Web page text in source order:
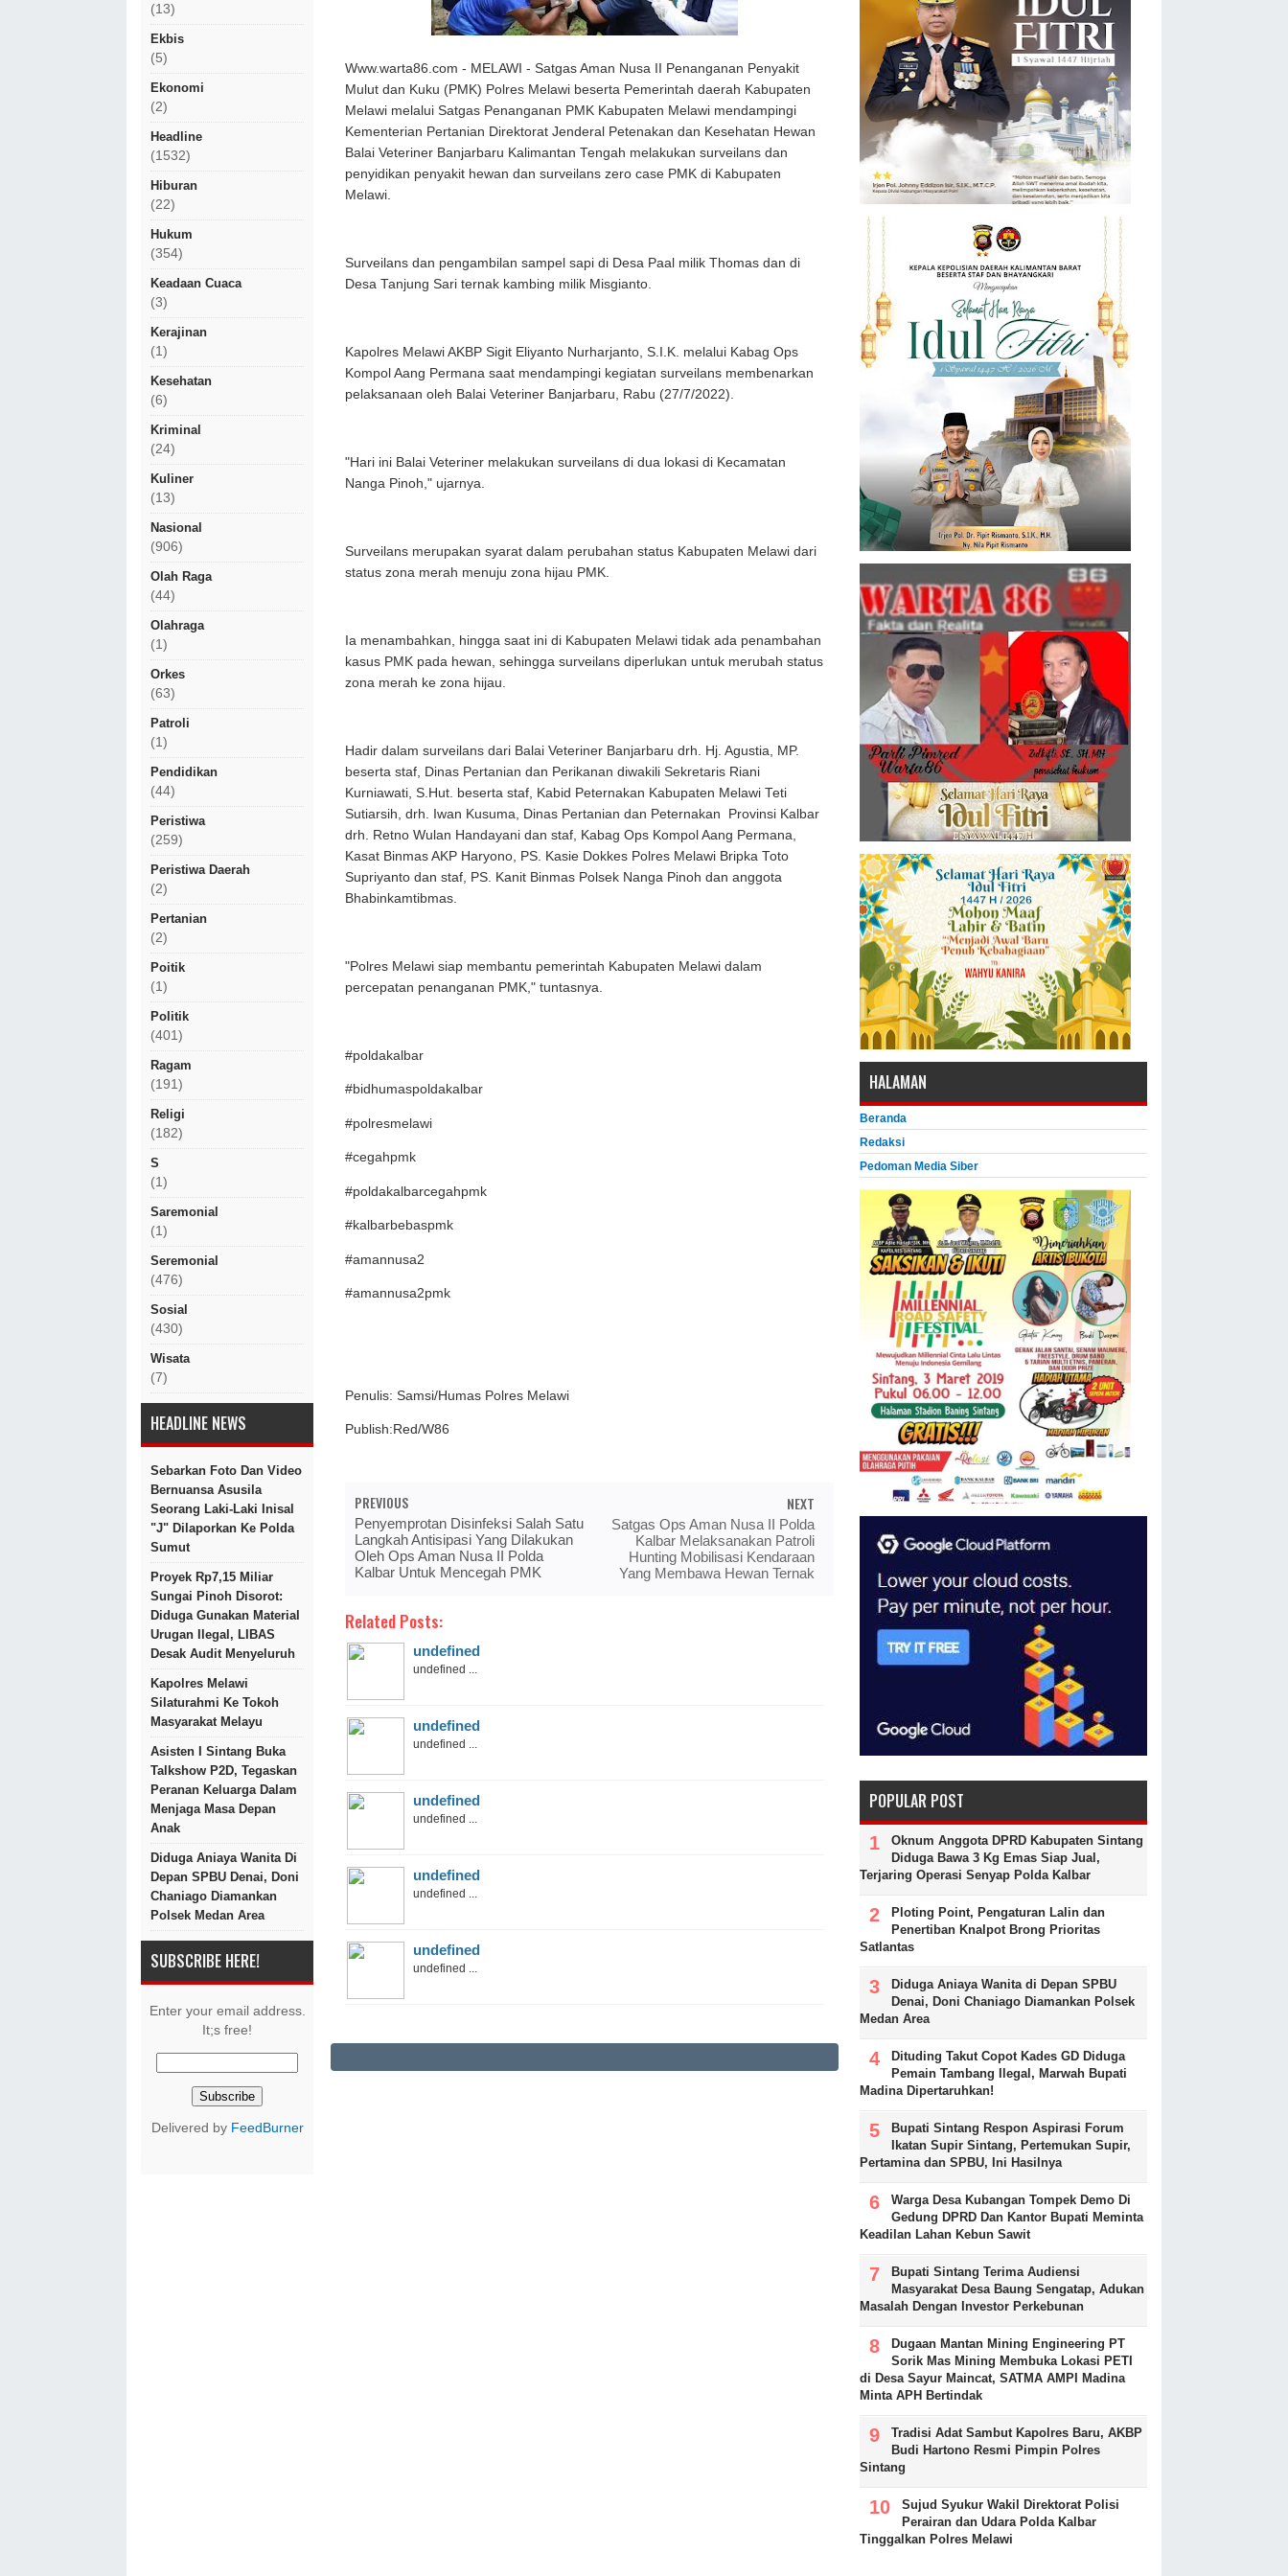
(13)
Ekbis
(5)
Ekonomi
(2)
Headline
(1532)
Hiburan
(22)
Hukum
(354)
Keadaan Cuaca
(3)
Kerajinan
(1)
Kesehatan
(6)
Kriminal
(24)
Kuliner
(13)
Nasional
(906)
Olah Raga
(44)
Olahraga
(1)
Orkes
(63)
Patroli
(1)
Pendidikan
(44)
Peristiwa
(259)
Peristiwa Daerah
(2)
Pertanian
(2)
Poitik
(1)
Politik
(401)
Ragam
(191)
Religi
(182)
S
(1)
Saremonial
(1)
Seremonial
(476)
Sosial
(430)
Wisata
(7)
HEADLINE NEWS
Sebarkan Foto Dan Video
Bernuansa Asusila
Seorang Laki-Laki Inisal
"J" Dilaporkan Ke Polda
Sumut
Proyek Rp7,15 Miliar
Sungai Pinoh Disorot:
Diduga Gunakan Material
Urugan Ilegal, LIBAS
Desak Audit Menyeluruh
Kapolres Melawi
Silaturahmi Ke Tokoh
Masyarakat Melayu
Asisten I Sintang Buka
Talkshow P2D, Tegaskan
Peranan Keluarga Dalam
Menjaga Masa Depan
Anak
Diduga Aniaya Wanita Di
Depan SPBU Denai, Doni
Chaniago Diamankan
Polsek Medan Area
SUBSCRIBE HERE!
Enter your email address.
It;s free!
Delivered by FeedBurner
Www.warta86.com - MELAWI - Satgas Aman Nusa II Penanganan Penyakit
Mulut dan Kuku (PMK) Polres Melawi beserta Pemerintah daerah Kabupaten
Melawi melalui Satgas Penanganan PMK Kabupaten Melawi mendampingi
Kementerian Pertanian Direktorat Jenderal Petenakan dan Kesehatan Hewan
Balai Veteriner Banjarbaru Kalimantan Tengah melakukan surveilans dan
penyidikan penyakit hewan dan surveilans zero case PMK di Kabupaten
Melawi.
Surveilans dan pengambilan sampel sapi di Desa Paal milik Thomas dan di
Desa Tanjung Sari ternak kambing milik Misgianto.
Kapolres Melawi AKBP Sigit Eliyanto Nurharjanto, S.I.K. melalui Kabag Ops
Kompol Aang Permana saat mendampingi kegiatan surveilans membenarkan
pelaksanaan oleh Balai Veteriner Banjarbaru, Rabu (27/7/2022).
"Hari ini Balai Veteriner melakukan surveilans di dua lokasi di Kecamatan
Nanga Pinoh," ujarnya.
Surveilans merupakan syarat dalam perubahan status Kabupaten Melawi dari
status zona merah menuju zona hijau PMK.
Ia menambahkan, hingga saat ini di Kabupaten Melawi tidak ada penambahan
kasus PMK pada hewan, sehingga surveilans diperlukan untuk merubah status
zona merah ke zona hijau.
Hadir dalam surveilans dari Balai Veteriner Banjarbaru drh. Hj. Agustia, MP.
beserta staf, Dinas Pertanian dan Perikanan diwakili Sekretaris Riani
Kurniawati, S.Hut. beserta staf, Kabid Peternakan Kabupaten Melawi Teti
Sutiarsih, drh. Iwan Kusuma, Dinas Pertanian dan Peternakan Provinsi Kalbar
drh. Retno Wulan Handayani dan staf, Kabag Ops Kompol Aang Permana,
Kasat Binmas AKP Haryono, PS. Kasie Dokkes Polres Melawi Bripka Toto
Supriyanto dan staf, PS. Kanit Binmas Polsek Nanga Pinoh dan anggota
Bhabinkamtibmas.
"Polres Melawi siap membantu pemerintah Kabupaten Melawi dalam
percepatan penanganan PMK," tuntasnya.
#poldakalbar
#bidhumaspoldakalbar
#polresmelawi
#cegahpmk
#poldakalbarcegahpmk
#kalbarbebaspmk
#amannusa2
#amannusa2pmk
Penulis: Samsi/Humas Polres Melawi
Publish:Red/W86
PREVIOUS
Penyemprotan Disinfeksi Salah Satu
Langkah Antisipasi Yang Dilakukan
Oleh Ops Aman Nusa II Polda
Kalbar Untuk Mencegah PMK
NEXT
Satgas Ops Aman Nusa II Polda
Kalbar Melaksanakan Patroli
Hunting Mobilisasi Kendaraan
Yang Membawa Hewan Ternak
Related Posts:
undefined
undefined ...
undefined
undefined ...
undefined
undefined ...
undefined
undefined ...
undefined
undefined ...
HALAMAN
Beranda
Redaksi
Pedoman Media Siber
POPULAR POST
Oknum Anggota DPRD Kabupaten Sintang
Diduga Bawa 3 Kg Emas Siap Jual,
Terjaring Operasi Senyap Polda Kalbar
Ploting Point, Pengaturan Lalin dan
Penertiban Knalpot Brong Prioritas
Satlantas
Diduga Aniaya Wanita di Depan SPBU
Denai, Doni Chaniago Diamankan Polsek
Medan Area
Dituding Takut Copot Kades GD Diduga
Pemain Tambang Ilegal, Marwah Bupati
Madina Dipertaruhkan!
Bupati Sintang Respon Aspirasi Forum
Ikatan Supir Sintang, Pertemukan Supir,
Pertamina dan SPBU, Ini Hasilnya
Warga Desa Kubangan Tompek Demo Di
Gedung DPRD Dan Kantor Bupati Meminta
Keadilan Lahan Kebun Sawit
Bupati Sintang Terima Audiensi
Masyarakat Desa Baung Sengatap, Adukan
Masalah Dengan Investor Perkebunan
Dugaan Mantan Mining Engineering PT
Sorik Mas Mining Membuka Lokasi PETI
di Desa Sayur Maincat, SATMA AMPI Madina
Minta APH Bertindak
Tradisi Adat Sambut Kapolres Baru, AKBP
Budi Hartono Resmi Pimpin Polres
Sintang
Sujud Syukur Wakil Direktorat Polisi
Perairan dan Udara Polda Kalbar
Tinggalkan Polres Melawi